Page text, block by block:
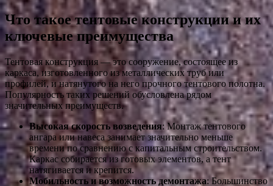
Что такое тентовые конструкции и их
ключевые преимущества
Тентовая конструкция — это сооружение, состоящее из
каркаса, изготовленного из металлических труб или
профилей, и натянутого на него прочного тентового полотна.
Популярность таких решений обусловлена рядом
значительных преимуществ.
Высокая скорость возведения: Монтаж тентового
ангара или навеса занимает значительно меньше
времени по сравнению с капитальным строительством.
Каркас собирается из готовых элементов, а тент
натягивается и крепится.
Мобильность и возможность демонтажа: Большинство